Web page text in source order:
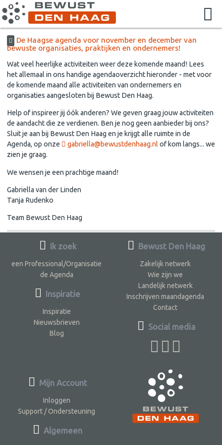
De Haagse agenda voor november en december van
bewuste organisaties, praktijken en ondernemers!
Wat veel heerlijke activiteiten weer deze komende maand! Lees
het allemaal in ons handige agendaoverzicht hieronder - met voor
de komende maand alle activiteiten van ondernemers en
organisaties aangesloten bij Bewust Den Haag.
Help of inspireer jij óók anderen? We geven graag jouw activiteiten
de aandacht die ze verdienen. Ben je nog geen aanbieder bij ons?
Sluit je aan bij Bewust Den Haag en je krijgt alle ruimte in de
Agenda, op onze
gabriella@bewustdenhaag.nlof kom langs... we
zien je graag.
We wensen je een prachtige maand!
Gabriella van der Linden
Tanja Rudenko
Team Bewust Den Haag
Ik zoek
een Professional/Organisatie
de Agenda
Inspiratie
Inspiratie
Nieuwsbrieven
Blog
Bewust Den Haag
Zakelijk netwerk
Wie zijn we
Landelijk netwerk
Inschrijven maandagenda
Contact
Social media
Mijn Account
Inloggen
Support / Ondersteuning
Algemeen